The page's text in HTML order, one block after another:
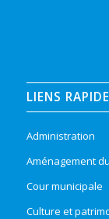
LIENS
Administration
Aménagement
Cour municipale
Culture et